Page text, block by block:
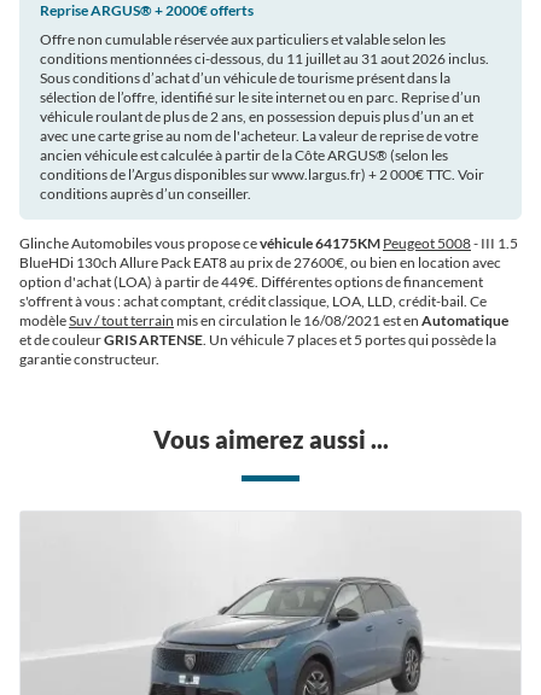
Reprise ARGUS®️ + 2000€ offerts
Offre non cumulable réservée aux particuliers et valable selon les
conditions mentionnées ci-dessous, du 11 juillet au 31 aout 2026 inclus.
Sous conditions d’achat d’un véhicule de tourisme présent dans la
sélection de l’offre, identifié sur le site internet ou en parc. Reprise d’un
véhicule roulant de plus de 2 ans, en possession depuis plus d’un an et
avec une carte grise au nom de l'acheteur. La valeur de reprise de votre
ancien véhicule est calculée à partir de la Côte ARGUS®️ (selon les
conditions de l’Argus disponibles sur www.largus.fr) + 2 000€ TTC. Voir
conditions auprès d’un conseiller.
Glinche Automobiles vous propose cevéhicule 64175KM Peugeot 5008- III 1.5
BlueHDi 130ch Allure Pack EAT8 au prix de 27600€, ou bien en location avec
option d'achat (LOA) à partir de 449€. Différentes options de financement
s'offrent à vous : achat comptant, crédit classique, LOA, LLD, crédit-bail. Ce
modèleSuv / tout terrain mis en circulation le 16/08/2021 est en Automatique
et de couleurGRIS ARTENSE. Un véhicule 7 places et 5 portes qui possède la
garantie constructeur.
Vous aimerez aussi ...